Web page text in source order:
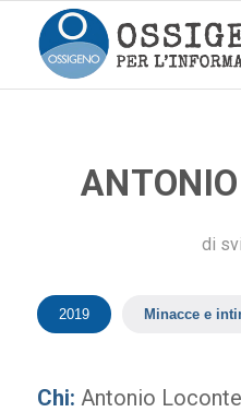
di
2019 Minacce e
Chi: Antonio Loconte